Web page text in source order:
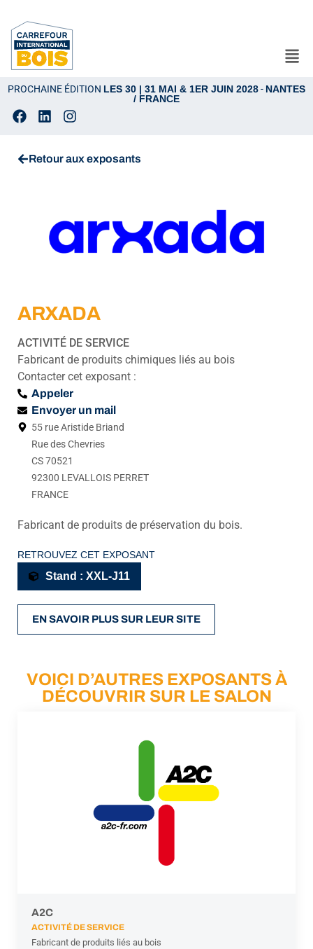
PROCHAINE ÉDITION LES 30 | 31 MAI & 1ER JUIN 2028- NANTES
/ FRANCE
Retour aux exposants
ARXADA
ACTIVITÉ DE SERVICE
Fabricant de produits chimiques liés au bois
Contacter cet exposant :
Appeler
Envoyer un mail
55 rue Aristide Briand
Rue des Chevries
CS 70521
92300 LEVALLOIS PERRET
FRANCE
Fabricant de produits de préservation du bois.
RETROUVEZ CET EXPOSANT
Stand : XXL-J11
EN SAVOIR PLUS SUR LEUR SITE
VOICI D’AUTRES EXPOSANTS À
DÉCOUVRIR SUR LE SALON
A2C
ACTIVITÉ DE SERVICE
Fabricant de produits liés au bois